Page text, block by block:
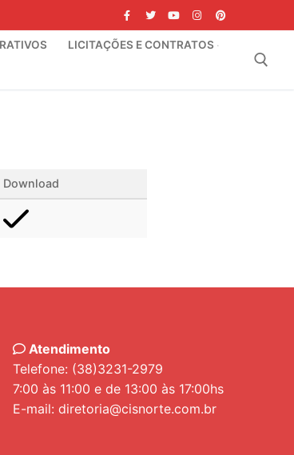
LICITAÇÕES E CONTRATOS
Download
Atendimento
Telefone: (38)3231-2979
7:00 às 11:00 e de 13:00 às 17:00hs
E-mail: diretoria@cisnorte.com.br